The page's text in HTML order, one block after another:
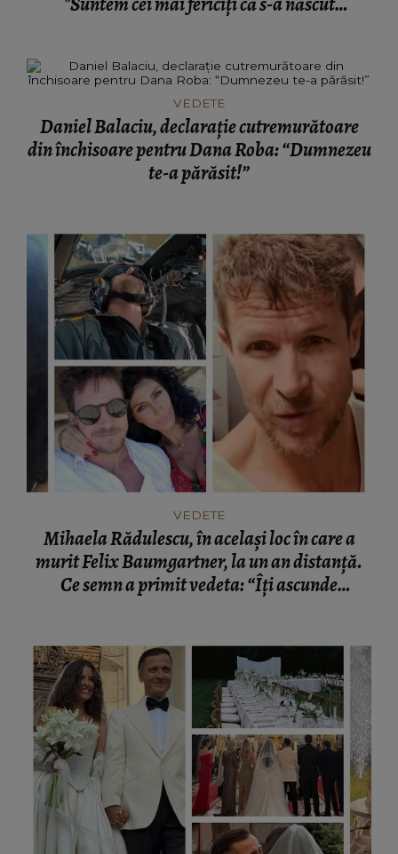
VEDETE
Daniel Balaciu, declarație cutremurătoare
din închisoare pentru Dana Roba: “Dumnezeu
te-a părăsit!”
VEDETE
Mihaela Rădulescu, în același loc în care a
murit Felix Baumgartner, la un an distanță.
Ce semn a primit vedeta: “Îți ascunde